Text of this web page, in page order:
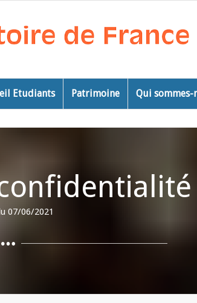
Etudiants Patrimoine Qui sommes-
07/06/2021